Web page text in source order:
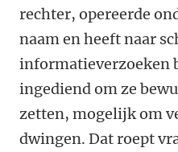
rechter, opereerde
naam en heeft naar
informatieverzoeken
ingediend om ze
zetten, mogelijk om
dwingen. Dat roept